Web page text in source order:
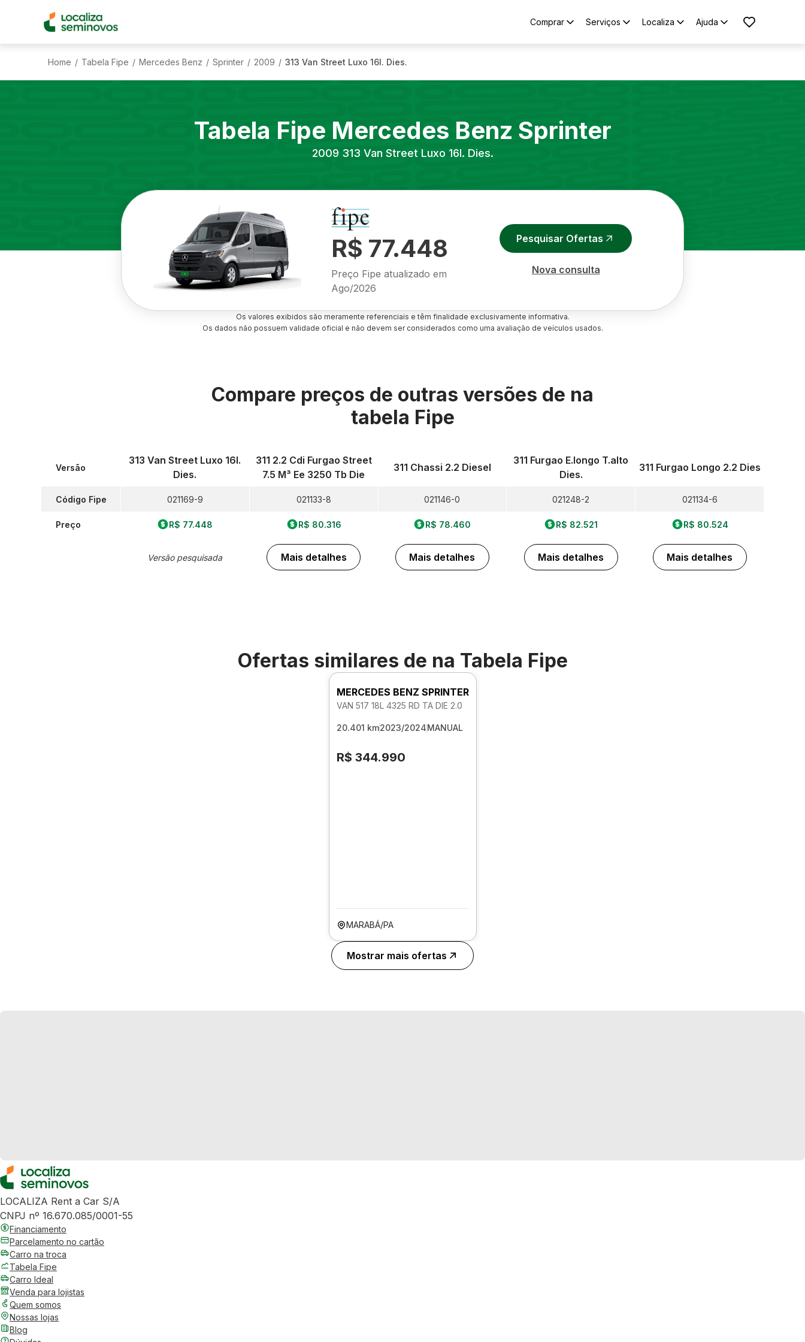
Comprar Serviços Localiza Ajuda
Home / Tabela Fipe / Mercedes Benz / Sprinter / 2009 / 313 Van Street Luxo 16l. Dies.
Tabela Fipe Mercedes Benz Sprinter
2009 313 Van Street Luxo 16l. Dies.
R$ 77.448
Preço Fipe atualizado em
Ago/2026
Pesquisar Ofertas
Nova consulta
Os valores exibidos são meramente referenciais e têm finalidade exclusivamente informativa.
Os dados não possuem validade oficial e não devem ser considerados como uma avaliação de veículos usados.
Compare preços de outras versões de na
tabela Fipe
Versão
Código Fipe
Preço
313 Van Street Luxo 16l.
Dies.
021169-9
R$ 77.448
Versão pesquisada
311 2.2 Cdi Furgao Street
7.5 M³ Ee 3250 Tb Die
021133-8
R$ 80.316
Mais detalhes
311 Chassi 2.2 Diesel
021146-0
R$ 78.460
Mais detalhes
311 Furgao E.longo T.alto
Dies.
021248-2
R$ 82.521
Mais detalhes
311 Furgao Longo 2.2 Dies
021134-6
R$ 80.524
Mais detalhes
Ofertas similares de na Tabela Fipe
MERCEDES BENZ SPRINTER
VAN 517 18L 4325 RD TA DIE 2.0
20.401 km2023/2024MANUAL
R$ 344.990
MARABÁ/PA
Mostrar mais ofertas
LOCALIZA Rent a Car S/A
CNPJ nº 16.670.085/0001-55
Financiamento
Parcelamento no cartão
Carro na troca
Tabela Fipe
Carro Ideal
Venda para lojistas
Quem somos
Nossas lojas
Blog